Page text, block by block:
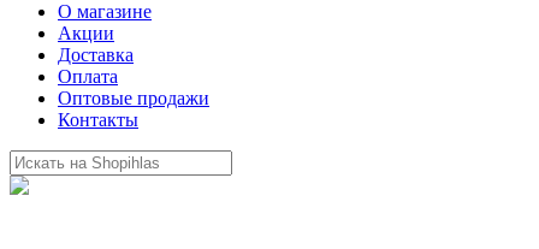
О магазине
Акции
Доставка
Оплата
Оптовые продажи
Контакты